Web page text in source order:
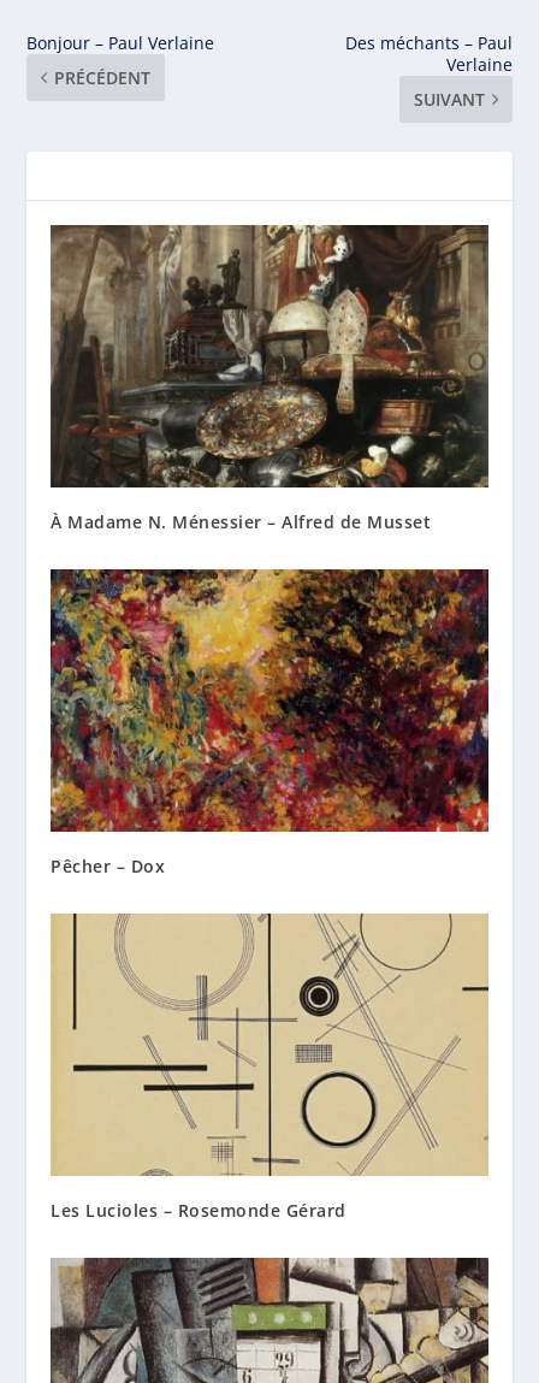
Bonjour – Paul Verlaine
PRÉCÉDENT
Des méchants – Paul
Verlaine
SUIVANT
À Madame N. Ménessier – Alfred de Musset
Pêcher – Dox
Les Lucioles – Rosemonde Gérard